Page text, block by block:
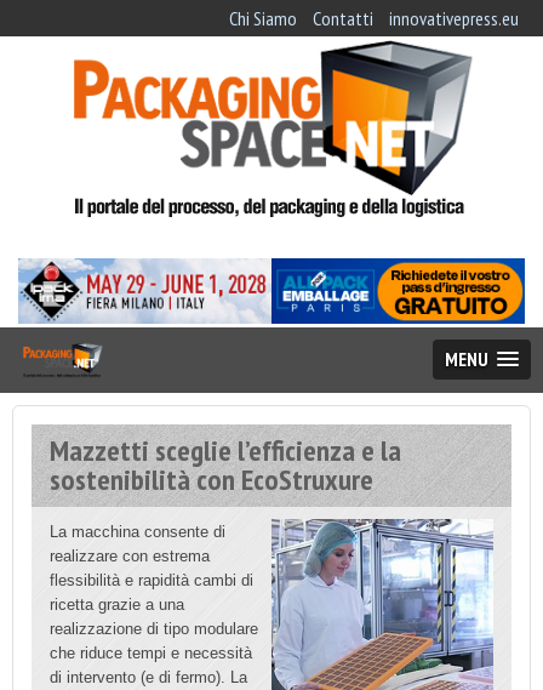
Chi Siamo Contatti innovativepress.eu
MENU
Mazzetti sceglie l’efficienza e la
sostenibilità con EcoStruxure
La macchina consente di
realizzare con estrema
flessibilità e rapidità cambi di
ricetta grazie a una
realizzazione di tipo modulare
che riduce tempi e necessità
di intervento (e di fermo). La